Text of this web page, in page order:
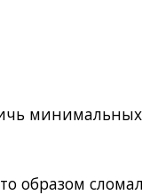
минимальных
образом